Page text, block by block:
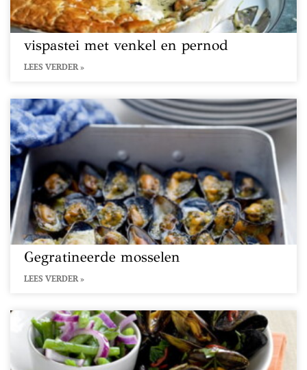
vispastei met venkel en pernod
LEES VERDER »
Gegratineerde mosselen
LEES VERDER »